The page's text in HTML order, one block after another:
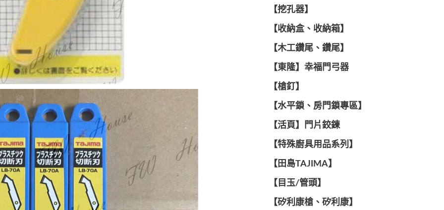
【挖孔器】
【收納盒、收納箱】
【木工鑽尾、鑽尾】
【東隆】幸福門弓器
【槍釘】
【水平鎖、房門鎖專區】
【活頁】門片鉸鍊
【特殊廚具用品系列】
【田島TAJIMA】
【目玉/管頭】
【矽利康槍、矽利康】